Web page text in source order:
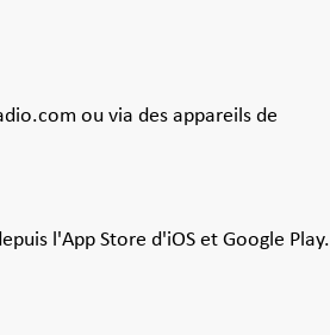
ou via des appareils de
l'App Store d'iOS et Google Play.